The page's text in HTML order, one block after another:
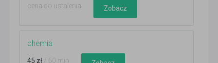
cena do ustalenia Zobacz
chemia
45 zł / 60 min